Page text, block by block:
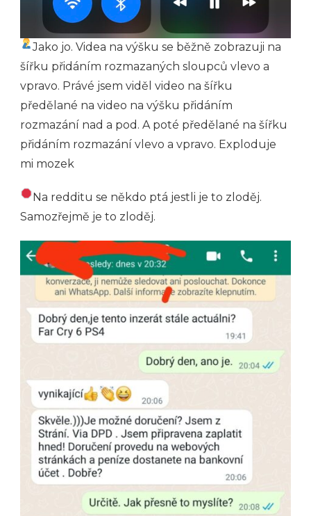
Jako jo. Videa na výšku se běžně zobrazuji na
šířku přidáním rozmazaných sloupců vlevo a
vpravo. Právé jsem viděl video na šířku
předělané na video na výšku přidáním
rozmazání nad a pod. A poté předělané na šířku
přidáním rozmazání vlevo a vpravo. Exploduje
mi mozek
Na redditu se někdo ptá jestli je to zloděj.
Samozřejmě je to zloděj.